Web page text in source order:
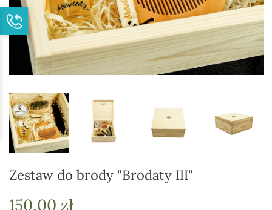
Zestaw do brody "Brodaty III"
150,00 zł